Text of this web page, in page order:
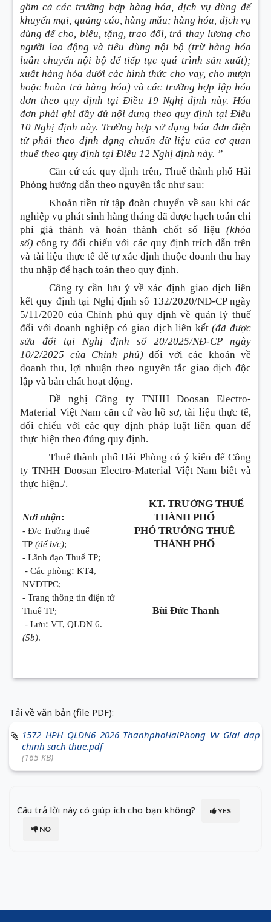
gồm cả các trường hợp hàng hóa, dịch vụ dùng để
khuyến mại, quảng cáo, hàng mẫu; hàng hóa, dịch vụ
dùng để cho, biếu, tặng, trao đổi, trả thay lương cho
người lao động và tiêu dùng nội bộ (trừ hàng hóa
luân chuyển nội bộ để tiếp tục quá trình sản xuất);
xuất hàng hóa dưới các hình thức cho vay, cho mượn
hoặc hoàn trả hàng hóa) và các trường hợp lập hóa
đơn theo quy định tại Điều 19 Nghị định này. Hóa
đơn phải ghi đầy đủ nội dung theo quy định tại Điều
10 Nghị định này. Trường hợp sử dụng hóa đơn điện
tử phải theo định dạng chuẩn dữ liệu của cơ quan
thuế theo quy định tại Điều 12 Nghị định này. ”
Căn cứ các quy định trên, Thuế thành phố Hải
Phòng hướng dẫn theo nguyên tắc như sau:
Khoản tiền từ tập đoàn chuyển về sau khi các
nghiệp vụ phát sinh hàng tháng đã được hạch toán chi
phí giá thành và hoàn thành chốt số liệu (khóa
sổ) công ty đối chiếu với các quy định trích dẫn trên
và tài liệu thực tế để tự xác định thuộc doanh thu hay
thu nhập để hạch toán theo quy định.
Công ty cần lưu ý về xác định giao dịch liên
kết quy định tại Nghị định số 132/2020/NĐ-CP ngày
5/11/2020 của Chính phủ quy định về quản lý thuế
đối với doanh nghiệp có giao dịch liên kết(đã được
sửa đổi tại Nghị định số 20/2025/NĐ-CP ngày
10/2/2025 của Chính phủ)đối với các khoản về
doanh thu, lợi nhuận theo nguyên tắc giao dịch độc
lập và bản chất hoạt động.
Đề nghị Công ty TNHH Doosan Electro-
Material Việt Nam căn cứ vào hồ sơ, tài liệu thực tế,
đối chiếu với các quy định pháp luật liên quan để
thực hiện theo đúng quy định.
Thuế thành phố Hải Phòng có ý kiến để Công
ty TNHH Doosan Electro-Material Việt Nam biết và
thực hiện./.
Nơi nhận:
- Đ/c Trưởng thuế
TP (để b/c);
- Lãnh đạo Thuế TP;
- Các phòng: KT4,
NVDTPC;
- Trang thông tin điện tử
Thuế TP;
- Lưu: VT, QLDN 6.
(5b).
KT. TRƯỞNG THUẾ
THÀNH PHỐ
PHÓ TRƯỞNG THUẾ
THÀNH PHỐ
Bùi Đức Thanh
Tải về văn bản (file PDF):
1572 HPH QLDN6 2026 ThanhphoHaiPhong Vv Giai dap
chinh sach thue.pdf
(165 KB)
Câu trả lời này có giúp ích cho bạn không?
YES
NO